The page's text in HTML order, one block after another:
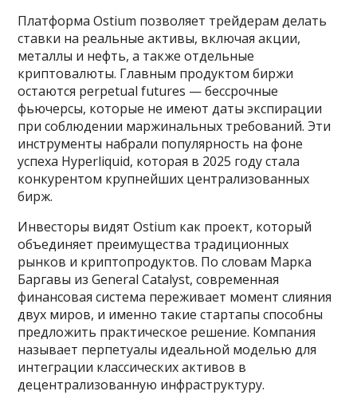
Платформа Ostium позволяет трейдерам делать
ставки на реальные активы, включая акции,
металлы и нефть, а также отдельные
криптовалюты. Главным продуктом биржи
остаются perpetual futures — бессрочные
фьючерсы, которые не имеют даты экспирации
при соблюдении маржинальных требований. Эти
инструменты набрали популярность на фоне
успеха Hyperliquid, которая в 2025 году стала
конкурентом крупнейших централизованных
бирж.
Инвесторы видят Ostium как проект, который
объединяет преимущества традиционных
рынков и криптопродуктов. По словам Марка
Баргавы из General Catalyst, современная
финансовая система переживает момент слияния
двух миров, и именно такие стартапы способны
предложить практическое решение. Компания
называет перпетуалы идеальной моделью для
интеграции классических активов в
децентрализованную инфраструктуру.